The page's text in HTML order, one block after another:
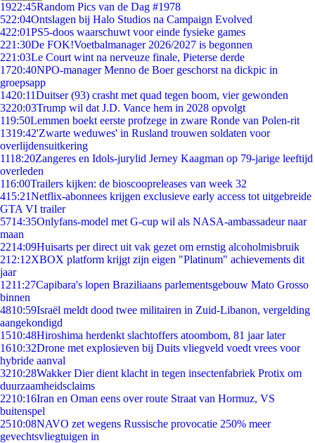
1922:45Random Pics van de Dag #1978
522:04Ontslagen bij Halo Studios na Campaign Evolved
422:01PS5-doos waarschuwt voor einde fysieke games
221:30De FOK!Voetbalmanager 2026/2027 is begonnen
221:03Le Court wint na nerveuze finale, Pieterse derde
1720:40NPO-manager Menno de Boer geschorst na dickpic in
groepsapp
1420:11Duitser (93) crasht met quad tegen boom, vier gewonden
3220:03Trump wil dat J.D. Vance hem in 2028 opvolgt
119:50Lemmen boekt eerste profzege in zware Ronde van Polen-rit
1319:42'Zwarte weduwes' in Rusland trouwen soldaten voor
overlijdensuitkering
1118:20Zangeres en Idols-jurylid Jerney Kaagman op 79-jarige leeftijd
overleden
116:00Trailers kijken: de bioscoopreleases van week 32
415:21Netflix-abonnees krijgen exclusieve early access tot uitgebreide
GTA VI trailer
5714:35Onlyfans-model met G-cup wil als NASA-ambassadeur naar
maan
2214:09Huisarts per direct uit vak gezet om ernstig alcoholmisbruik
212:12XBOX platform krijgt zijn eigen "Platinum" achievements dit
jaar
1211:27Capibara's lopen Braziliaans parlementsgebouw Mato Grosso
binnen
4810:59Israël meldt dood twee militairen in Zuid-Libanon, vergelding
aangekondigd
1510:48Hiroshima herdenkt slachtoffers atoombom, 81 jaar later
1610:32Drone met explosieven bij Duits vliegveld voedt vrees voor
hybride aanval
3210:28Wakker Dier dient klacht in tegen insectenfabriek Protix om
duurzaamheidsclaims
2210:16Iran en Oman eens over route Straat van Hormuz, VS
buitenspel
2510:08NAVO zet wegens Russische provocatie 250% meer
gevechtsvliegtuigen in